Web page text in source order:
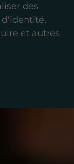
des
d'identité,
et autres